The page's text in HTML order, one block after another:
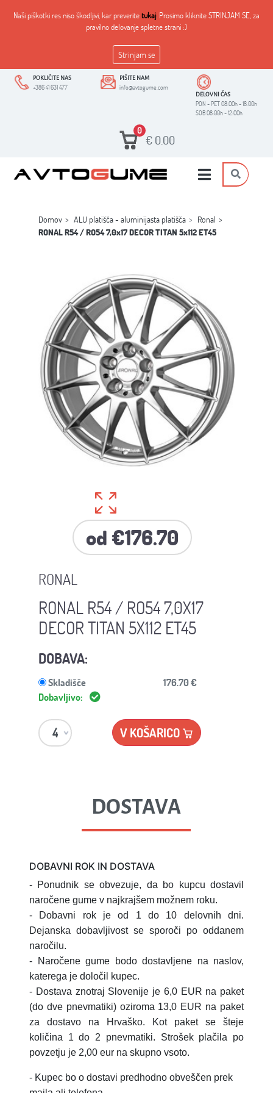
Naši piškotki res niso škodljivi, kar preveritetukaj. Prosimo kliknite STRINJAM SE, za
pravilno delovanje spletne strani :)
Strinjam se
POKLIČITE NAS
+386 41 631 477
PIŠITE NAM
info@avtogume.com
DELOVNI ČAS
PON - PET 08:00h - 18:00h
SOB 08:00h - 12:00h
0
€ 0.00
Domov ALU platišča - aluminijasta platišča
Ronal
RONAL R54 / RO54 7,0x17 DECOR TITAN 5x112 ET45
RONAL
od €176.70
RONAL R54 / RO54 7,0X17
DECOR TITAN 5X112 ET45
DOBAVA:
Skladišče
176.70 €
Dobavljivo:
V KOŠARICO
DOSTAVA
DOBAVNI ROK IN DOSTAVA
- Ponudnik se obvezuje, da bo kupcu dostavil
naročene gume v najkrajšem možnem roku.
- Dobavni rok je od 1 do 10 delovnih dni.
Dejanska dobavljivost se sporoči po oddanem
naročilu.
- Naročene gume bodo dostavljene na naslov,
katerega je določil kupec.
- Dostava znotraj Slovenije je 6,0 EUR na paket
(do dve pnevmatiki) oziroma 13,0 EUR na paket
za dostavo na Hrvaško.
Kot paket se šteje
količina 1 do 2 pnevmatiki. Strošek plačila po
povzetju je 2,00 eur na skupno vsoto.
- Kupec bo o dostavi predhodno obveščen prek